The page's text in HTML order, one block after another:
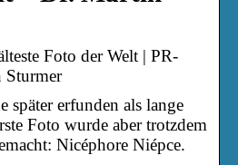
Foto der Welt | PR-
Sturmer
später erfunden als lange
Foto wurde aber trotzdem
Nicéphore Niépce.